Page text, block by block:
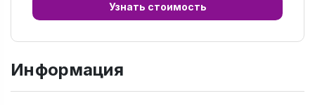
Узнать стоимость
Информация